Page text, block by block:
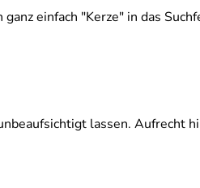
einfach "Kerze" in das
lassen. Aufrecht